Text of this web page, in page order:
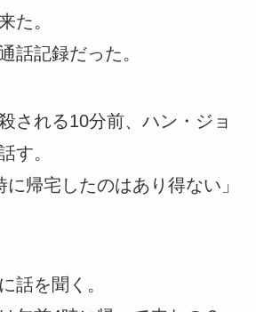
た。
話記録だった。
される10分前、ハン・ジョ
す。
に帰宅したのはあり得ない」
話を聞く。